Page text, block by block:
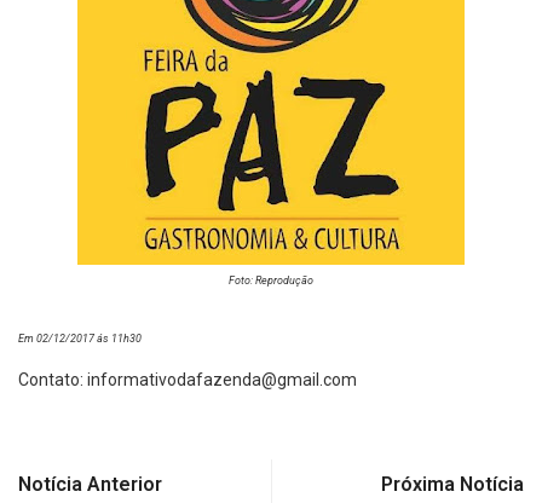
Foto: Reprodução
Em 02/12/2017 ás 11h30
Contato: informativodafazenda@gmail.com
Notícia Anterior Próxima Notícia